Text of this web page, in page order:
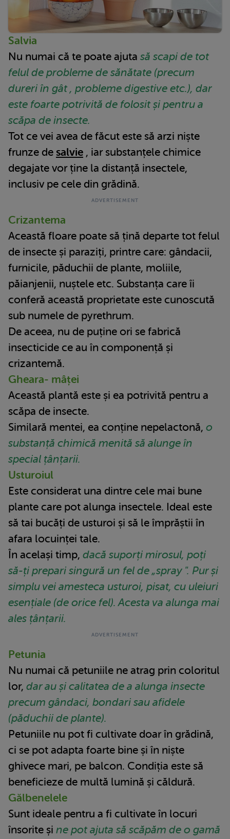
Salvia
Nu numai că te poate ajuta să scapi de tot
felul de probleme de sănătate (precum
dureri în gât , probleme digestive etc.), dar
este foarte potrivită de folosit și pentru a
scăpa de insecte.
Tot ce vei avea de făcut este să arzi niște
frunze de salvie , iar substanțele chimice
degajate vor ține la distanță insectele,
inclusiv pe cele din grădină.
Crizantema
Această floare poate să țină departe tot felul
de insecte și paraziți, printre care: gândacii,
furnicile, păduchii de plante, moliile,
păianjenii, nuștele etc. Substanța care îi
conferă această proprietate este cunoscută
sub numele de pyrethrum.
De aceea, nu de puține ori se fabrică
insecticide ce au în componență și
crizantemă.
Gheara- mâței
Această plantă este și ea potrivită pentru a
scăpa de insecte.
Similară mentei, ea conține nepelactonă, o
substanță chimică menită să alunge în
special țânțarii.
Usturoiul
Este considerat una dintre cele mai bune
plante care pot alunga insectele. Ideal este
să tai bucăți de usturoi și să le împrăștii în
afara locuinței tale.
În același timp, dacă suporți mirosul, poți
să-ți prepari singură un fel de „spray ". Pur și
simplu vei amesteca usturoi, pisat, cu uleiuri
esențiale (de orice fel). Acesta va alunga mai
ales țânțarii.
Petunia
Nu numai că petuniile ne atrag prin coloritul
lor, dar au și calitatea de a alunga insecte
precum gândaci, bondari sau afidele
(păduchii de plante).
Petuniile nu pot fi cultivate doar în grădină,
ci se pot adapta foarte bine și în niște
ghivece mari, pe balcon. Condiția este să
beneficieze de multă lumină și căldură.
Gălbenelele
Sunt ideale pentru a fi cultivate în locuri
însorite și ne pot ajuta să scăpăm de o gamă